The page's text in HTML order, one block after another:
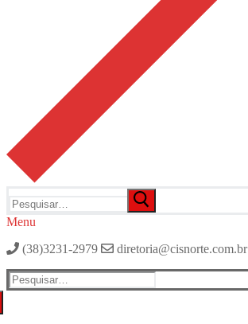
por:
Menu
(38)3231-2979
diretoria@cisnorte.com.br
Pesquisar
por: